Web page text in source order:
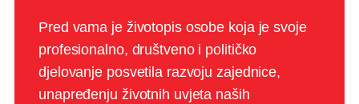
Pred vama je životopis osobe koja je svoje
profesionalno, društveno i političko
djelovanje posvetila razvoju zajednice,
unapređenju životnih uvjeta naših